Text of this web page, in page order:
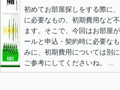
初めてお部屋探しをする際に
に必要なもの、初期費用など
ます。そこで、今回はお部屋
ールと申込・契約時に必要な
みに、初期費用については別
ご参考にしてくださいね。 ...